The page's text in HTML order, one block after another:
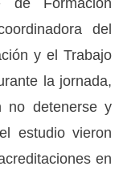
del
y el Trabajo
la jornada,
no detenerse y
estudio vieron
en